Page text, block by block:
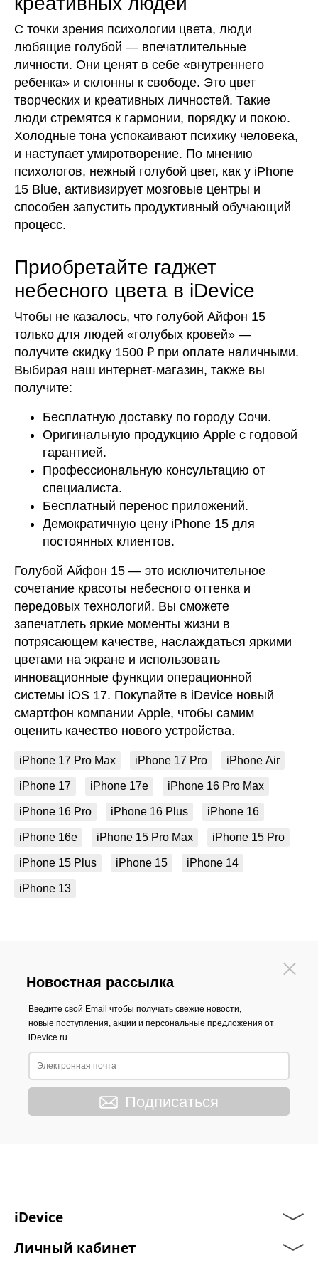
С точки зрения психологии цвета, люди
любящие голубой — впечатлительные
личности. Они ценят в себе «внутреннего
ребенка» и склонны к свободе. Это цвет
творческих и креативных личностей. Такие
люди стремятся к гармонии, порядку и покою.
Холодные тона успокаивают психику человека,
и наступает умиротворение. По мнению
психологов, нежный голубой цвет, как у iPhone
15 Blue, активизирует мозговые центры и
способен запустить продуктивный обучающий
процесс.
Приобретайте гаджет
небесного цвета в iDevice
Чтобы не казалось, что голубой Айфон 15
только для людей «голубых кровей» —
получите скидку 1500 ₽ при оплате наличными.
Выбирая наш интернет-магазин, также вы
получите:
Бесплатную доставку по городу Сочи.
Оригинальную продукцию Apple с годовой
гарантией.
Профессиональную консультацию от
специалиста.
Бесплатный перенос приложений.
Демократичную цену iPhone 15 для
постоянных клиентов.
Голубой Айфон 15 — это исключительное
сочетание красоты небесного оттенка и
передовых технологий. Вы сможете
запечатлеть яркие моменты жизни в
потрясающем качестве, наслаждаться яркими
цветами на экране и использовать
инновационные функции операционной
системы iOS 17. Покупайте в iDevice новый
смартфон компании Apple, чтобы самим
оценить качество нового устройства.
iPhone 17 Pro Max iPhone 17 Pro iPhone Air
iPhone 17 iPhone 17e iPhone 16 Pro Max
iPhone 16 Pro iPhone 16 Plus iPhone 16
iPhone 16e iPhone 15 Pro Max iPhone 15 Pro
iPhone 15 Plus iPhone 15 iPhone 14
iPhone 13
Новостная рассылка
Введите свой Email чтобы получать свежие новости,
новые поступления, акции и персональные предложения от
iDevice.ru
Подписаться
iDevice
Личный кабинет